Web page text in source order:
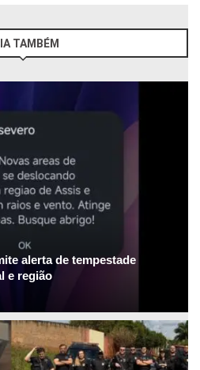
TAMBÉM
alerta de tempestade
e região